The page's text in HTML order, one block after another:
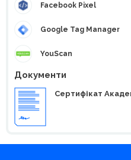
Facebook Pixel
Google Tag Manager
YouScan
Документи
Сертифікат